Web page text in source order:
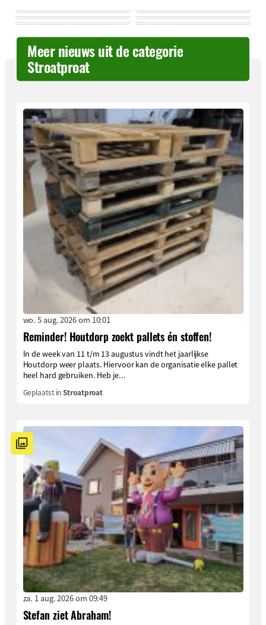
Meer nieuws uit de categorie
Stroatproat
wo. 5 aug. 2026 om 10:01
Reminder! Houtdorp zoekt pallets én stoffen!
In de week van 11 t/m 13 augustus vindt het jaarlijkse
Houtdorp weer plaats. Hiervoor kan de organisatie elke pallet
heel hard gebruiken. Heb je...
Geplaatst inStroatproat
za. 1 aug. 2026 om 09:49
Stefan ziet Abraham!